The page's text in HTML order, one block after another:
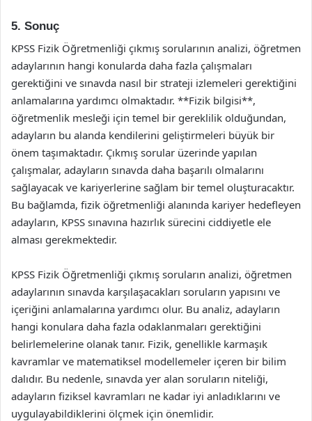
5. Sonuç
KPSS Fizik Öğretmenliği çıkmış sorularının analizi, öğretmen
adaylarının hangi konularda daha fazla çalışmaları
gerektiğini ve sınavda nasıl bir strateji izlemeleri gerektiğini
anlamalarına yardımcı olmaktadır. **Fizik bilgisi**,
öğretmenlik mesleği için temel bir gereklilik olduğundan,
adayların bu alanda kendilerini geliştirmeleri büyük bir
önem taşımaktadır. Çıkmış sorular üzerinde yapılan
çalışmalar, adayların sınavda daha başarılı olmalarını
sağlayacak ve kariyerlerine sağlam bir temel oluşturacaktır.
Bu bağlamda, fizik öğretmenliği alanında kariyer hedefleyen
adayların, KPSS sınavına hazırlık sürecini ciddiyetle ele
alması gerekmektedir.
KPSS Fizik Öğretmenliği çıkmış soruların analizi, öğretmen
adaylarının sınavda karşılaşacakları soruların yapısını ve
içeriğini anlamalarına yardımcı olur. Bu analiz, adayların
hangi konulara daha fazla odaklanmaları gerektiğini
belirlemelerine olanak tanır. Fizik, genellikle karmaşık
kavramlar ve matematiksel modellemeler içeren bir bilim
dalıdır. Bu nedenle, sınavda yer alan soruların niteliği,
adayların fiziksel kavramları ne kadar iyi anladıklarını ve
uygulayabildiklerini ölçmek için önemlidir.